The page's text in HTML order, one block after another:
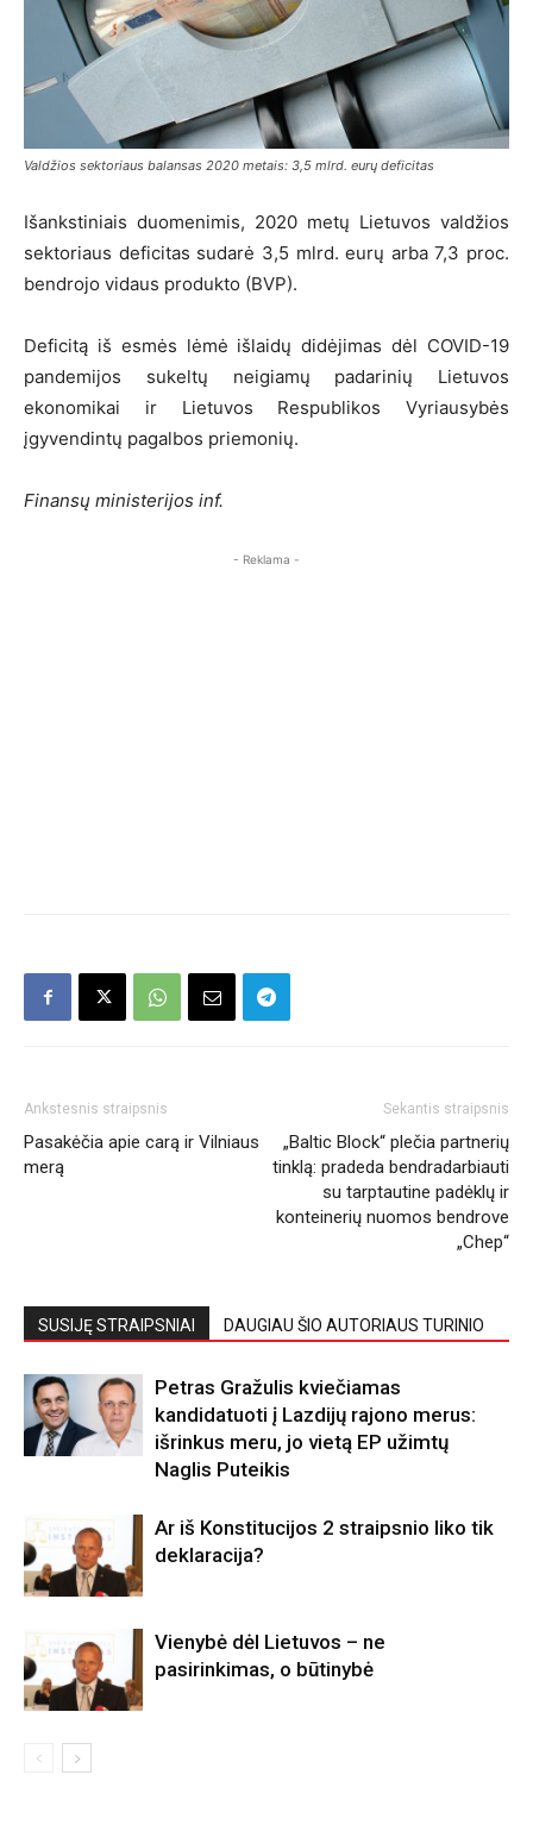
Valdžios sektoriaus balansas 2020 metais: 3,5 mlrd. eurų deficitas
Išankstiniais duomenimis, 2020 metų Lietuvos valdžios
sektoriaus deficitas sudarė 3,5 mlrd. eurų arba 7,3 proc.
bendrojo vidaus produkto (BVP).
Deficitą iš esmės lėmė išlaidų didėjimas dėl COVID-19
pandemijos sukeltų neigiamų padarinių Lietuvos
ekonomikai ir Lietuvos Respublikos Vyriausybės
įgyvendintų pagalbos priemonių.
Finansų ministerijos inf.
- Reklama -
Ankstesnis straipsnis
Pasakėčia apie carą ir Vilniaus
merą
Sekantis straipsnis
„Baltic Block“ plečia partnerių
tinklą: pradeda bendradarbiauti
su tarptautine padėklų ir
konteinerių nuomos bendrove
„Chep“
SUSIJĘ STRAIPSNIAI DAUGIAU ŠIO AUTORIAUS TURINIO
Petras Gražulis kviečiamas
kandidatuoti į Lazdijų rajono merus:
išrinkus meru, jo vietą EP užimtų
Naglis Puteikis
Ar iš Konstitucijos 2 straipsnio liko tik
deklaracija?
Vienybė dėl Lietuvos – ne
pasirinkimas, o būtinybė